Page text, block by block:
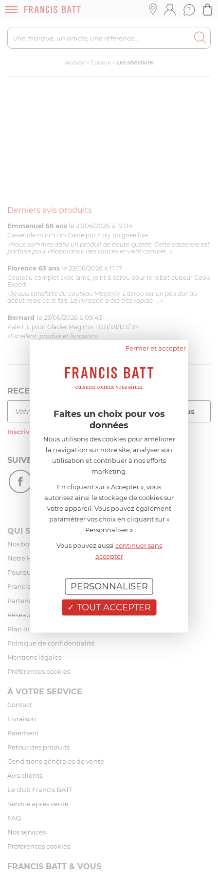
Accueil> Cuisson> Les sélections
Derniers avis produits
Emmanuel 56 ans le 23/06/2026 à 12:04
Casserole mini 9 cm Castelpro 5 ply poignée fixe
«Nous sommes dans un produit de haute qualité. Cette casserole est
parfaite pour l'élaboration des sauces et vient complé...»
Florence 63 ans le 23/06/2026 à 11:17
Couteau complet avec lame, joint & écrou pour le robot cuiseur Cook
Expert
«Je suis satisfaite du couteau Magimix. L'écrou est un peu dur au
début mais ça le fait. La livraison a été très rapide. ...»
Bernard le 23/06/2026 à 09:43
Pale 1.1L pour Glacier Magimix 11031/121/123/124
«Excellent: produit et livraison»
RECEVEZ LA NEWSLETTER
Inscrivez-vous
SUIVEZ-NOUS
QUI SOMMES-NOUS?
Nos boutiques
Notre Histoire
Pourquoi acheter chez Francis Batt ?
Francis Batt pour les pros
Partenaires
Réseaux
Plan du site
Politique de confidentialité
Mentions légales
Préférences cookies
À VOTRE SERVICE
Contact
Livraison
Paiement
Retour des produits
Conditions générales de vente
Avis clients
Le club Francis BATT
Service après vente
FAQ
Nos services
Préférences cookies
FRANCIS BATT & VOUS
Fermer et accepter
Faites un choix pour vos
données
Nous utilisons des cookies pour améliorer
la navigation sur notre site, analyser son
utilisation et contribuer à nos efforts
marketing.
En cliquant sur « Accepter », vous
autorisez ainsi le stockage de cookies sur
votre appareil. Vous pouvez également
paramétrer vos choix en cliquant sur «
Personnaliser »
Vous pouvez aussi continuer sans
accepter
TOUT ACCEPTER
PERSONNALISER